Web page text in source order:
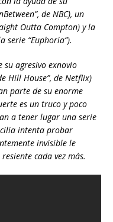
de NBC), un
Outta Compton) y la
serie “Euphoria”).
su agresivo exnovio
Hill House”, de Netflix)
parte de su enorme
es un truco y poco
a tener lugar una serie
intenta probar
invisible le
cada vez más.